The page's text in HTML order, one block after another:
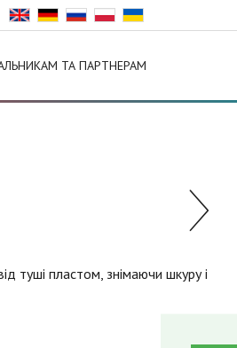
ТА ПАРТНЕРАМ
туші пластом, знімаючи шкуру і